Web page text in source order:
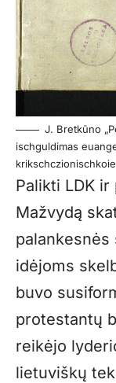
J. Bretkūno
ischguldimas
Palikti LDK
Mažvydą
idėjoms
buvo
protestantų
reikėjo
lietuviškų